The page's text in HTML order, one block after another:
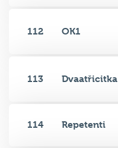
112 OK1
113 Dvaatřicitka
114 Repetenti